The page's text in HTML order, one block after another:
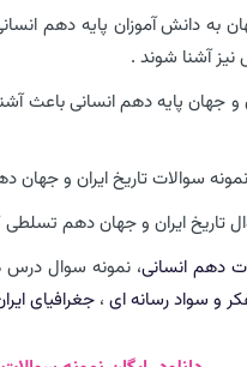
به دانش آموزان پایه دهم
آشنا شوند .
و جهان ​​پایه دهم انسانی باعث
نمونه سوالات تاریخ ایران و
تاریخ ایران و جهان دهم
دهم انسانی، نمونه سوال
و سواد رسانه ای ، جغرافیای